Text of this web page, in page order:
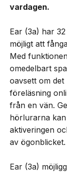
vardagen.
Ear (3a) har
möjligt att
Med
omedelbart
oavsett om
föreläsning
från en vän.
hörlurarna
aktiveringen
av ögonblicket.
Ear (3a)